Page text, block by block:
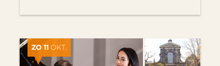
ZO 11 OKT.